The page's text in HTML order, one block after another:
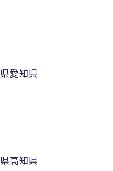
愛知県
高知県